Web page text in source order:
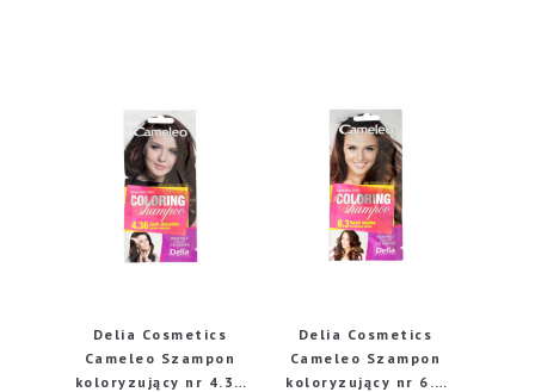
Delia Cosmetics
Cameleo Szampon
koloryzujący nr 4.36
Delia Cosmetics
Cameleo Szampon
koloryzujący nr 6.3